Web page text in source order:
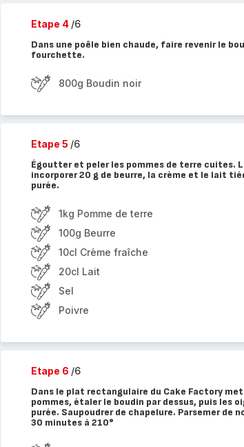
Etape 4 /6
Dans une poêle bien chaude, faire revenir le
fourchette.
800g Boudin noir
Etape 5 /6
Égoutter et peler les pommes de terre cuites.
incorporer 20 g de beurre, la crème et le lait
purée.
1kg Pomme de terre
100g Beurre
10cl Crème fraîche
20cl Lait
Sel
Poivre
Etape 6 /6
Dans le plat rectangulaire du Cake Factory
pommes, étaler le boudin par dessus, puis les
purée. Saupoudrer de chapelure. Parsemer
30 minutes à 210°